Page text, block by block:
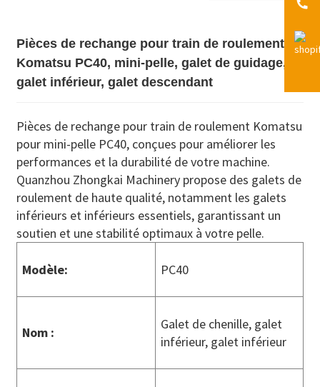
Pièces de rechange pour train de roulement
Komatsu PC40, mini-pelle, galet de guidage,
galet inférieur, galet descendant
Pièces de rechange pour train de roulement Komatsu
pour mini-pelle PC40, conçues pour améliorer les
performances et la durabilité de votre machine.
Quanzhou Zhongkai Machinery propose des galets de
roulement de haute qualité, notamment les galets
inférieurs et inférieurs essentiels, garantissant un
soutien et une stabilité optimaux à votre pelle.
Modèle: PC40
Nom :
Galet de chenille, galet
inférieur, galet inférieur